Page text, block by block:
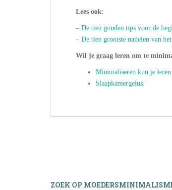
Lees ook:
– De tien gouden tips voor de
– De tien grootste nadelen van
Wil je graag leren om te
Minimaliseren kun je leren
Slaapkamergeluk
ZOEK OP